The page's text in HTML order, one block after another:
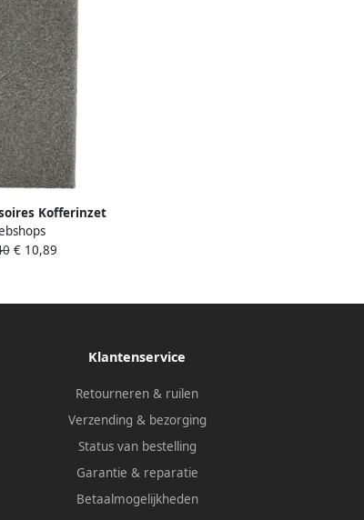
Kofferinzet
838382-8
€ 10,89
Klantenservice
Retourneren & ruilen
Verzending & bezorging
Status van bestelling
Garantie & reparatie
Betaalmogelijkheden